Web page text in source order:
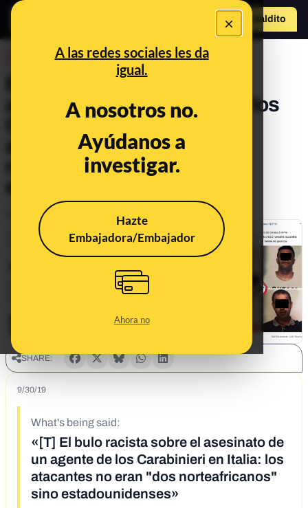
×
A las redes sociales les da
igual.
A nosotros no.
Ayúdanos a
investigar.
Hazte
Embajadora/Embajador
Ahora no
Hazte Maldito
El bulo racista sobre el
asesinato de un agente de los
Carabinieri en Italia: los
atacantes no eran "dos
norteafricanos" sino
estadounidenses
Publicado el
SHARE:
9/30/19
What's being said:
«[T] El bulo racista sobre el asesinato de
un agente de los Carabinieri en Italia: los
atacantes no eran "dos norteafricanos"
sino estadounidenses»